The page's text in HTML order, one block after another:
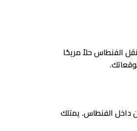
الفنطاس حلاً مريحًا
داخل الفنطاس. يمتلك